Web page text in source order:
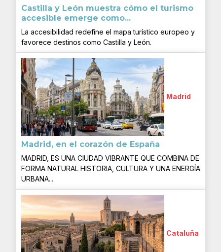
Castilla y León muestra cómo el turismo
accesible emerge como...
La accesibilidad redefine el mapa turístico europeo y
favorece destinos como Castilla y León.
Madrid
Madrid, en el corazón de España
MADRID, ES UNA CIUDAD VIBRANTE QUE COMBINA DE
FORMA NATURAL HISTORIA, CULTURA Y UNA ENERGÍA
URBANA...
Cataluña